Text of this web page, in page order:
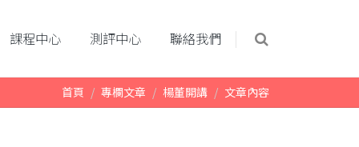
課程中心 測評中心 聯絡我們
首頁 專欄文章 楊董開講 文章內容